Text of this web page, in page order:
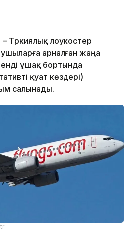
Түркиялық лоукостер
арналған жаңа
ұшақ бортында
қуат көздері)
салынады.